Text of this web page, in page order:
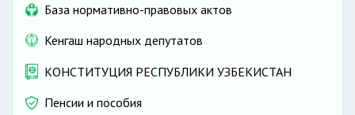
База нормативно-правовых актов
Кенгаш народных депутатов
КОНСТИТУЦИЯ РЕСПУБЛИКИ УЗБЕКИСТАН
Пенсии и пособия